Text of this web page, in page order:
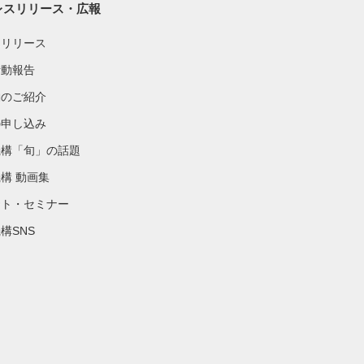
スリリース・広報
リース
報告
ご紹介
し込み
「旬」の話題
動画集
・セミナー
SNS